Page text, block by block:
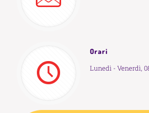
Orari
Lunedì - Venerdì,